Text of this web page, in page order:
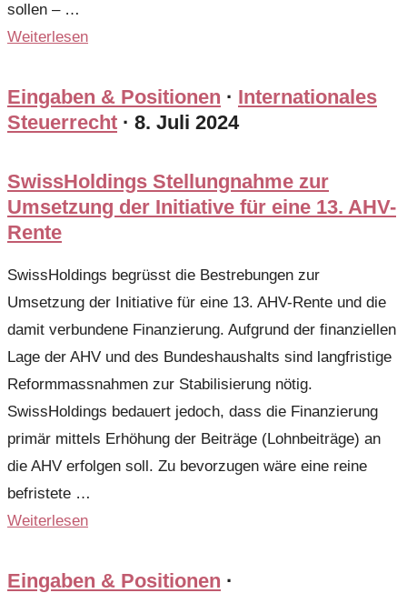
sollen – …
Weiterlesen
Eingaben & Positionen · Internationales
Steuerrecht · 8. Juli 2024
SwissHoldings Stellungnahme zur
Umsetzung der Initiative für eine 13. AHV-
Rente
SwissHoldings begrüsst die Bestrebungen zur
Umsetzung der Initiative für eine 13. AHV-Rente und die
damit verbundene Finanzierung. Aufgrund der finanziellen
Lage der AHV und des Bundeshaushalts sind langfristige
Reformmassnahmen zur Stabilisierung nötig.
SwissHoldings bedauert jedoch, dass die Finanzierung
primär mittels Erhöhung der Beiträge (Lohnbeiträge) an
die AHV erfolgen soll. Zu bevorzugen wäre eine reine
befristete …
Weiterlesen
Eingaben & Positionen ·